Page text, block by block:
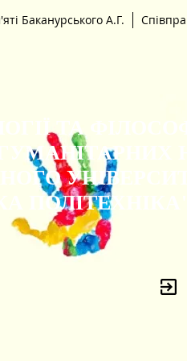
Баканурського А.Г.
ТА
ПОЛІТЕХНІКА"